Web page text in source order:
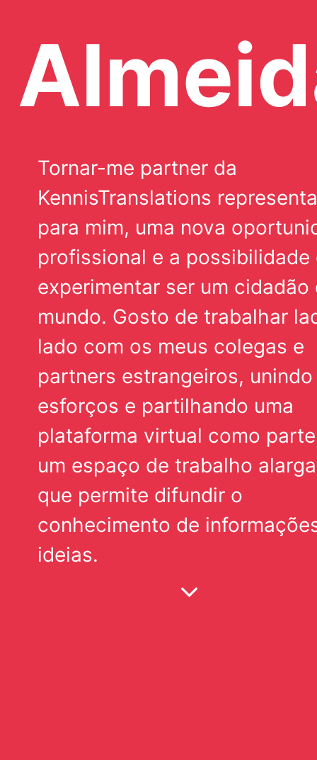
Tornar-me partner da
KennisTranslations
para mim, uma nova
profissional e a possibilidade
experimentar ser um cidadão
mundo. Gosto de trabalhar
lado com os meus colegas e
partners estrangeiros, unindo
esforços e partilhando uma
plataforma virtual como
um espaço de trabalho
que permite difundir o
conhecimento de
ideias.